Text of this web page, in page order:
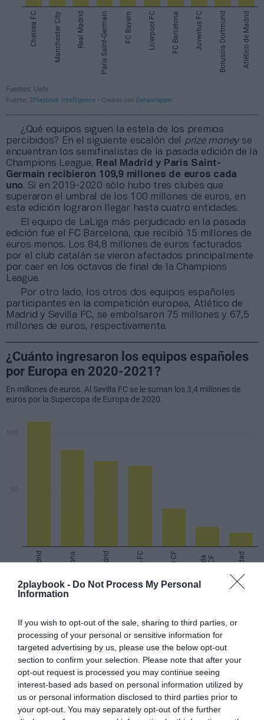
2playbook - Do Not Process My Personal
Information
If you wish to opt-out of the sale, sharing to third parties, or
processing of your personal or sensitive information for
targeted advertising by us, please use the below opt-out
section to confirm your selection. Please note that after your
opt-out request is processed you may continue seeing
interest-based ads based on personal information utilized by
us or personal information disclosed to third parties prior to
your opt-out. You may separately opt-out of the further
¿Qué equipos siguen la estela de los premios
percibidos? En el siguiente escalón del
prize moneyse
encuentran los semifinalistas de la pasada edición de la
Champions League, Real Madrid y Paris Saint-
Germain recibieron 109,9 millones de euros cada
uno. Si en 2019-2020 sólo hubo tres clubes que
superaron el umbral de los 100 millones de euros, en
esta edición lograron llegar hasta cuatro entidades.
El equipo de LaLiga más perjudicado en la pasada
edición fue el FC Barcelona, que recibió 15 millones de
euros menos. Los 84,8 millones de euros facturados
por el club catalán se vieron afectados principalmente
por caer en los octavos de final de la Champions
League.
Por otro lado, los otros dos equipos españoles
participantes en la competición europea, Atlético de
Madrid y Sevilla FC, se embolsaron 75 millones y 67,5
millones de euros, respectivamente.
Otros clubes de Europa que se llevaron más parte
del pastel fueron FC Bayern, con 92,8 millones de
euros, Liverpool FC (88 millones) y Juventus FC (82,8
millones). Además, la pasada Supercopa de Europa que
enfrentó al club bávaro y al Sevilla, como campeón de